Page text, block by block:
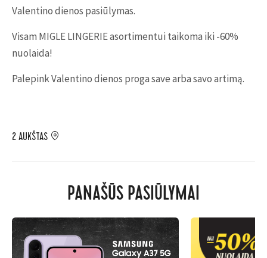
Valentino dienos pasiūlymas.
Visam MIGLE LINGERIE asortimentui taikoma iki -60%
nuolaida!
Palepink Valentino dienos proga save arba savo artimą.
2 AUKŠTAS
PANAŠŪS PASIŪLYMAI